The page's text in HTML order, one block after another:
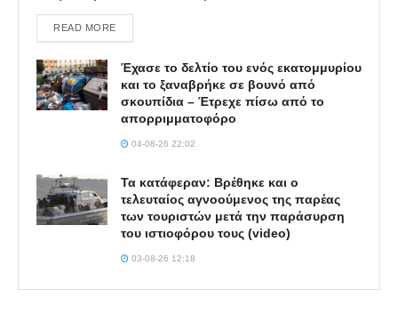
READ MOREDETAILS
Έχασε το δελτίο του ενός εκατομμυρίου
και το ξαναβρήκε σε βουνό από
σκουπίδια – Έτρεχε πίσω από το
απορριμματοφόρο
04-08-26 22:02
Τα κατάφεραν: Βρέθηκε και ο
τελευταίος αγνοούμενος της παρέας
των τουριστών μετά την παράσυρση
του ιστιοφόρου τους (video)
03-08-26 12:18